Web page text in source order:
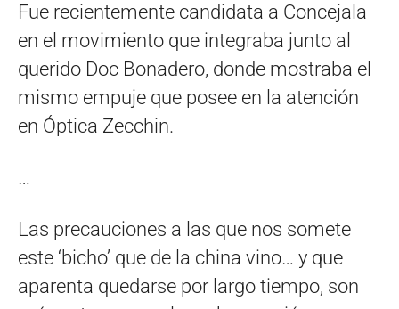
Fue recientemente candidata a Concejala
en el movimiento que integraba junto al
querido Doc Bonadero, donde mostraba el
mismo empuje que posee en la atención
en Óptica Zecchin.
…
Las precauciones a las que nos somete
este ‘bicho’ que de la china vino… y que
aparenta quedarse por largo tiempo, son